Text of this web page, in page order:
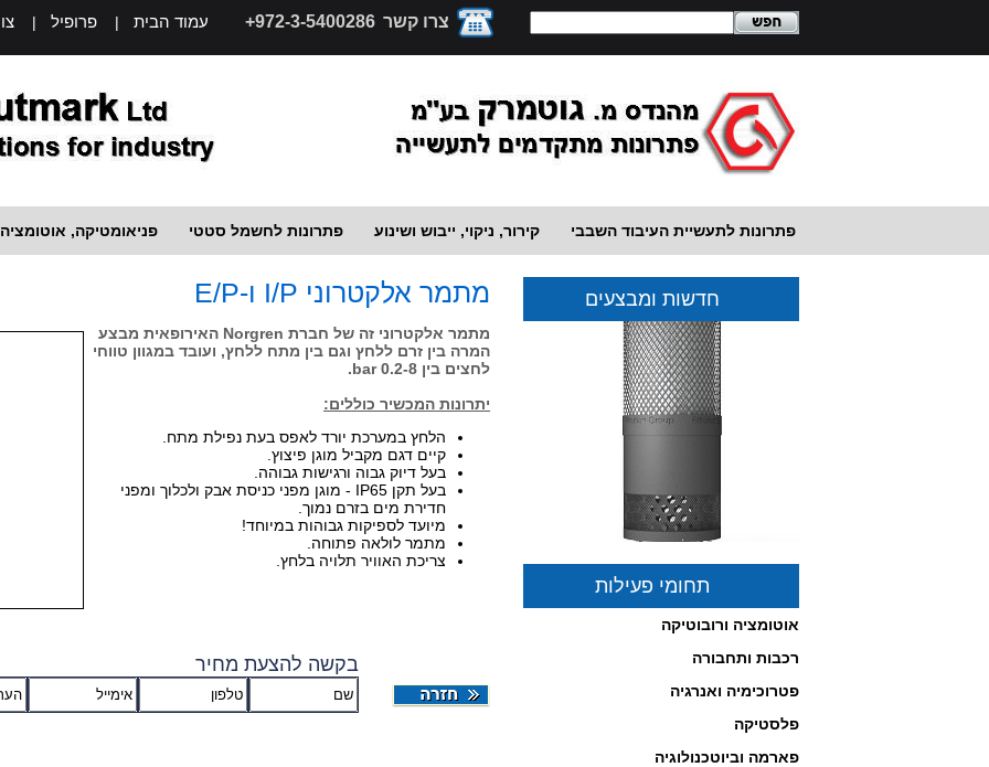
צרו קשר 972-3-5400286+ עמוד הבית | פרופיל |
פניאומטיקה, פתרונות לחשמל סטטי קירור, ניקוי, ייבוש ושינוע פתרונות לתעשיית העיבוד השבבי
מתמר אלקטרוני I/P ו-E/P
מתמר אלקטרוני זה של חברת Norgren האירופאית מבצע
המרה בין זרם ללחץ וגם בין מתח ללחץ, ועובד במגוון טווחי
לחצים בין 0.2-8 bar.
יתרונות המכשיר כוללים:
הלחץ במערכת יורד לאפס בעת נפילת מתח.
קיים דגם מקביל מוגן פיצוץ.
בעל דיוק גבוה ורגישות גבוהה.
בעל תקן IP65 - מוגן מפני כניסת אבק ולכלוך ומפני
חדירת מים בזרם נמוך.
מיועד לספיקות גבוהות במיוחד!
מתמר לולאה פתוחה.
צריכת האוויר תלויה בלחץ.
בקשה להצעת מחיר
חדשות ומבצעים
פיתרון לסינון וטיהור אוויר
במרחבים סגורים באישור
והמלצת משרד הבריאות!
לחץ כאן לפרטים...
-------------------------------------------------
תחומי פעילות
אוטומציה ורובוטיקה
רכבות ותחבורה
פטרוכימיה ואנרגיה
פלסטיקה
פארמה וביוטכנולוגיה